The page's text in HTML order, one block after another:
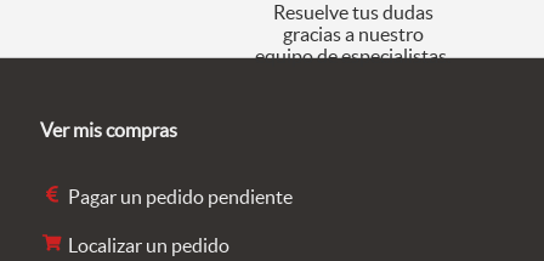
Resuelve tus dudas
gracias a nuestro
equipo de especialistas.
Ver mis compras
Pagar un pedido pendiente
Localizar un pedido